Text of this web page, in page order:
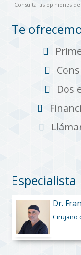
Consulta las opiniones
Te
Dos
Especialista
Dr.
Cirujano